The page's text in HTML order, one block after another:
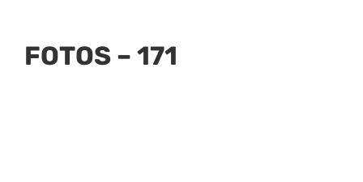
FOTOS – 171